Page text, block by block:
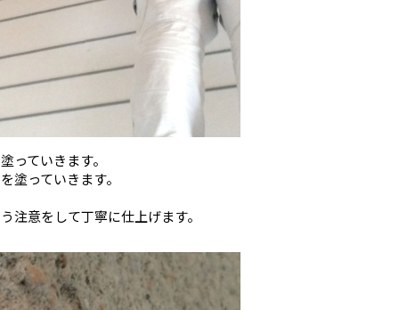
っていきます。
塗っていきます。
注意をして丁寧に仕上げます。